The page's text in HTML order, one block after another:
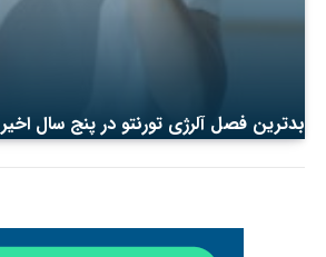
بدترین فصل آلرژی تورنتو در پنج سال اخیر